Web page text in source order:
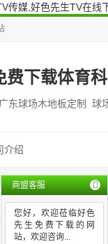
传媒,好色先生TV在线
费下载体育
东球场木地板定制 球
介绍
商盟客服
您好，欢迎莅临好色
先生免费下载的网
站，欢迎咨询...